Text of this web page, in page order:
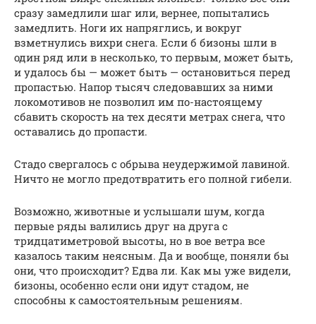
сразу замедлили шаг или, вернее, попытались
замедлить. Ноги их напряглись, и вокруг
взметнулись вихри снега. Если б бизоны шли в
один ряд или в несколько, то первым, может быть,
и удалось бы — может быть — остановиться перед
пропастью. Напор тысяч следовавших за ними
локомотивов не позволил им по-настоящему
сбавить скорость на тех десяти метрах снега, что
оставались до пропасти.
Стадо свергалось с обрыва неудержимой лавиной.
Ничто не могло предотвратить его полной гибели.
Возможно, животные и услышали шум, когда
первые ряды валились друг на друга с
тридцатиметровой высоты, но в вое ветра все
казалось таким неясным. Да и вообще, поняли бы
они, что происходит? Едва ли. Как мы уже видели,
бизоны, особенно если они идут стадом, не
способны к самостоятельным решениям.